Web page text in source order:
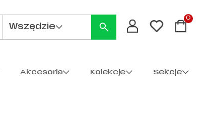
Wszędzie
0
Akcesoria Kolekcje Sekcje